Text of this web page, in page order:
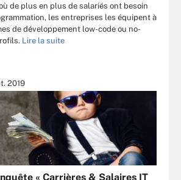
de plus en plus de salariés ont besoin
les entreprises les équipent à
de développement low-code ou no-
Lire la suite
2019
« Carrières & Salaires IT